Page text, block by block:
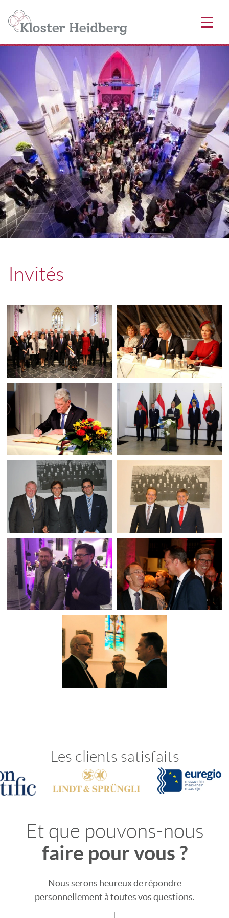
Invités
Les clients satisfaits
Et que pouvons-nous
faire pour vous ?
Nous serons heureux de répondre
personnellement à toutes vos questions.